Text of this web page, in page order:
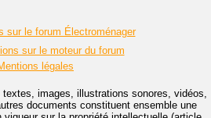
sur le forum Électroménager
sur le moteur du forum
légales
textes, images, illustrations sonores, vidéos,
documents constituent ensemble une